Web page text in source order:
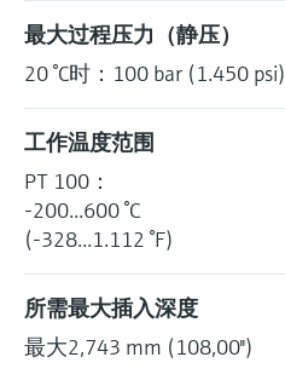
最大过程压力（静压）
20 °C时：100 bar (1.450 psi)
工作温度范围
PT 100：
-200...600 °C
(-328...1.112 °F)
所需最大插入深度
最大2,743 mm (108,00'')